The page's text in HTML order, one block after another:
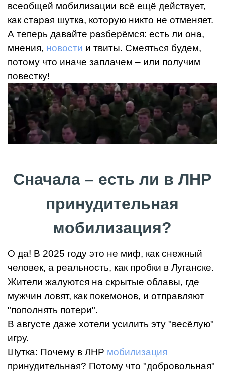
всеобщей мобилизации всё ещё действует,
как старая шутка, которую никто не отменяет.
А теперь давайте разберёмся: есть ли она,
мнения, новости и твиты. Смеяться будем,
потому что иначе заплачем – или получим
повестку!
Сначала – есть ли в ЛНР
принудительная
мобилизация?
О да! В 2025 году это не миф, как снежный
человек, а реальность, как пробки в Луганске.
Жители жалуются на скрытые облавы, где
мужчин ловят, как покемонов, и отправляют
"пополнять потери".
В августе даже хотели усилить эту "весёлую"
игру.
Шутка: Почему в ЛНР мобилизация
принудительная? Потому что "добровольная"